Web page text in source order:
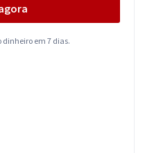
em 7 dias.